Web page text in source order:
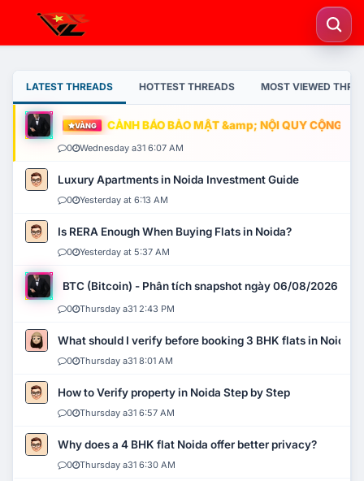
LATEST THREADS HOTTEST THREADS MOST VIEWED
VÀNG CẢNH BÁO BẢO MẬT &amp; NỘI QUY CỘNG
0 Wednesday a31 6:07 AM
Luxury Apartments in Noida Investment Guide
0 Yesterday at 6:13 AM
Is RERA Enough When Buying Flats in Noida?
0 Yesterday at 5:37 AM
BTC (Bitcoin) - Phân tích snapshot ngày 06/08/2026
0 Thursday a31 2:43 PM
What should I verify before booking 3 BHK flats in Noida?
0 Thursday a31 8:01 AM
How to Verify property in Noida Step by Step
0 Thursday a31 6:57 AM
Why does a 4 BHK flat Noida offer better privacy?
0 Thursday a31 6:30 AM